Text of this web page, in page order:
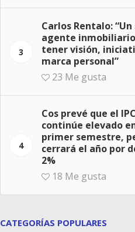
3
Carlos Rentalo:
agente
tener visión,
marca personal”
23 Me gusta
4
Cos prevé que el IPC
continúe elevado
primer semestre,
cerrará el año por
2%
18 Me gusta
CATEGORÍAS POPULARES